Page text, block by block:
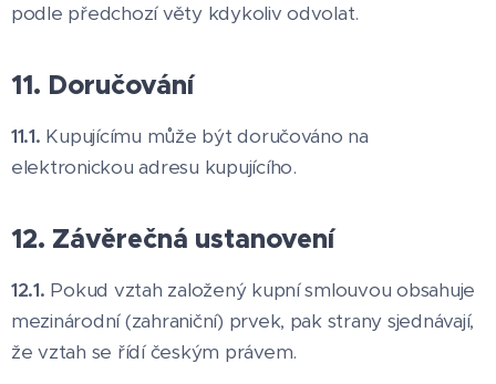
podle předchozí věty kdykoliv odvolat.
11. Doručování
11.1. Kupujícímu může být doručováno na
elektronickou adresu kupujícího.
12. Závěrečná ustanovení
12.1. Pokud vztah založený kupní smlouvou obsahuje
mezinárodní (zahraniční) prvek, pak strany sjednávají,
že vztah se řídí českým právem.